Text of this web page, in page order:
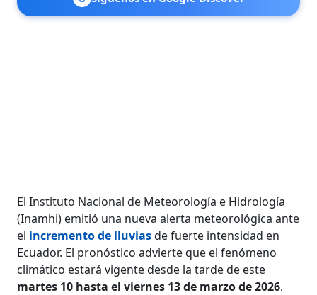
El Instituto Nacional de Meteorología e Hidrología
(Inamhi) emitió una nueva alerta meteorológica ante
el incremento de lluviasde fuerte intensidad en
Ecuador. El pronóstico advierte que el fenómeno
climático estará vigente desde la tarde de este
martes 10 hasta el viernes 13 de marzo de 2026.